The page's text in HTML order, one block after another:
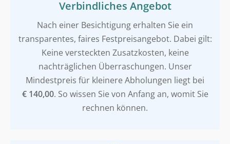
Verbindliches Angebot
Nach einer Besichtigung erhalten Sie ein
transparentes, faires Festpreisangebot. Dabei gilt:
Keine versteckten Zusatzkosten, keine
nachträglichen Überraschungen. Unser
Mindestpreis für kleinere Abholungen liegt bei
€ 140,00. So wissen Sie von Anfang an, womit Sie
rechnen können.